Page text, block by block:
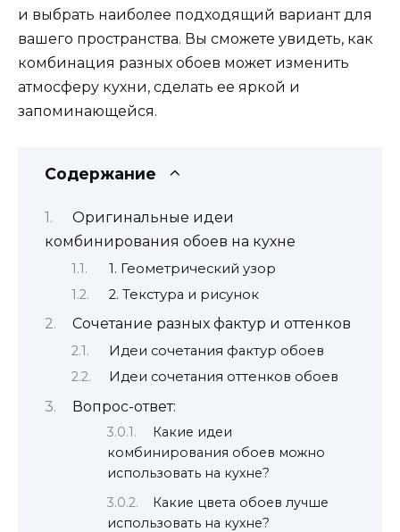
и выбрать наиболее подходящий вариант для
вашего пространства. Вы сможете увидеть, как
комбинация разных обоев может изменить
атмосферу кухни, сделать ее яркой и
запоминающейся.
Содержание
Оригинальные идеи
комбинирования обоев на кухне
1. Геометрический узор
2. Текстура и рисунок
Сочетание разных фактур и оттенков
Идеи сочетания фактур обоев
Идеи сочетания оттенков обоев
Вопрос-ответ:
Какие идеи
комбинирования обоев можно
использовать на кухне?
Какие цвета обоев лучше
использовать на кухне?